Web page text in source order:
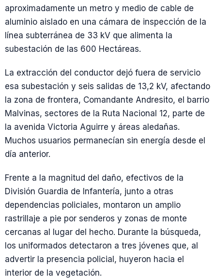
aproximadamente un metro y medio de cable de
aluminio aislado en una cámara de inspección de la
línea subterránea de 33 kV que alimenta la
subestación de las 600 Hectáreas.
La extracción del conductor dejó fuera de servicio
esa subestación y seis salidas de 13,2 kV, afectando
la zona de frontera, Comandante Andresito, el barrio
Malvinas, sectores de la Ruta Nacional 12, parte de
la avenida Victoria Aguirre y áreas aledañas.
Muchos usuarios permanecían sin energía desde el
día anterior.
Frente a la magnitud del daño, efectivos de la
División Guardia de Infantería, junto a otras
dependencias policiales, montaron un amplio
rastrillaje a pie por senderos y zonas de monte
cercanas al lugar del hecho. Durante la búsqueda,
los uniformados detectaron a tres jóvenes que, al
advertir la presencia policial, huyeron hacia el
interior de la vegetación.